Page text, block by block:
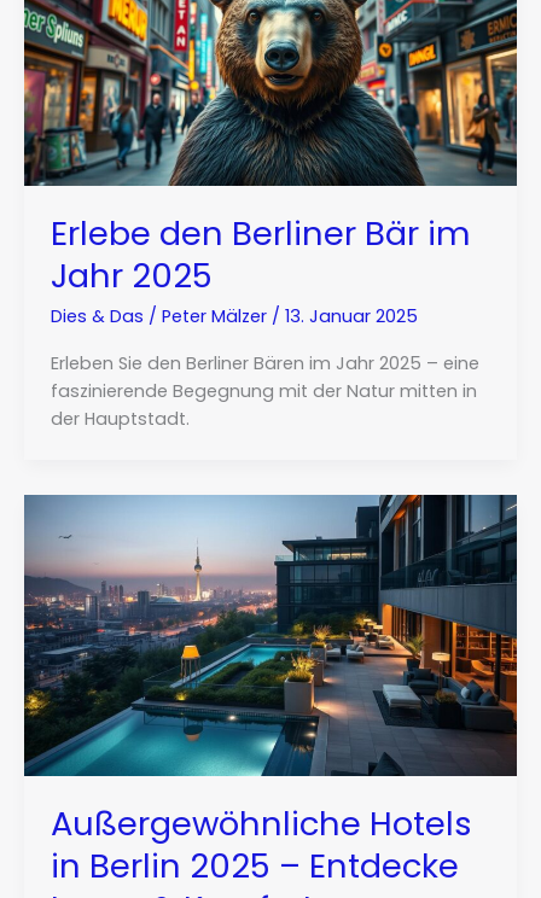
Erlebe den Berliner Bär im
Jahr 2025
Dies & Das / Peter Mälzer / 13. Januar 2025
Erleben Sie den Berliner Bären im Jahr 2025 – eine
faszinierende Begegnung mit der Natur mitten in
der Hauptstadt.
Außergewöhnliche Hotels
in Berlin 2025 – Entdecke